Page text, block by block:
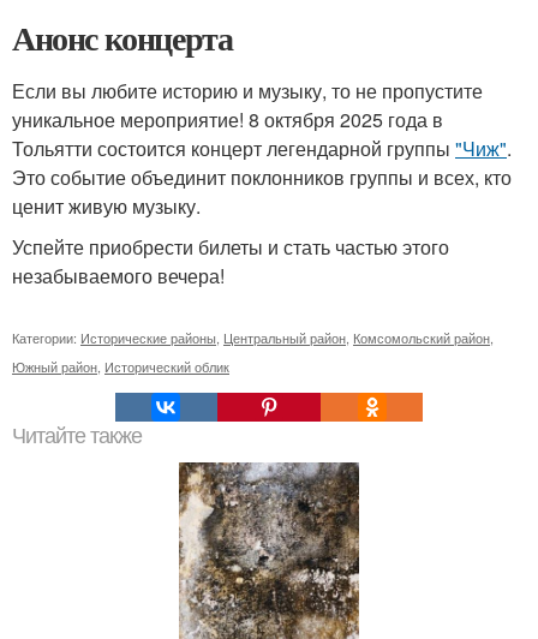
Анонс концерта
Если вы любите историю и музыку, то не пропустите
уникальное мероприятие! 8 октября 2025 года в
Тольятти состоится концерт легендарной группы "Чиж".
Это событие объединит поклонников группы и всех, кто
ценит живую музыку.
Успейте приобрести билеты и стать частью этого
незабываемого вечера!
Категории: Исторические районы Центральный район Комсомольский район
Южный район Исторический облик
Читайте также